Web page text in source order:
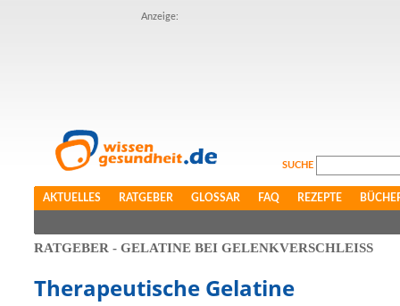
Anzeige:
SUCHE
AKTUELLES RATGEBER GLOSSAR FAQ REZEPTE
RATGEBER - GELATINE BEI GELENKVERSCHLEISS
Therapeutische Gelatine